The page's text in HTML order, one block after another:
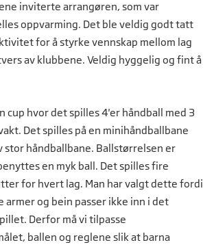
inviterte arrangøren, som var
oppvarming. Det ble veldig godt tatt
for å styrke vennskap mellom lag
av klubbene. Veldig hyggelig og fint å
cup hvor det spilles 4'er håndball med 3
Det spilles på en minihåndballbane
stor håndballbane. Ballstørrelsen er
en myk ball. Det spilles fire
for hvert lag. Man har valgt dette fordi
armer og bein passer ikke inn i det
Derfor må vi tilpasse
ballen og reglene slik at barna